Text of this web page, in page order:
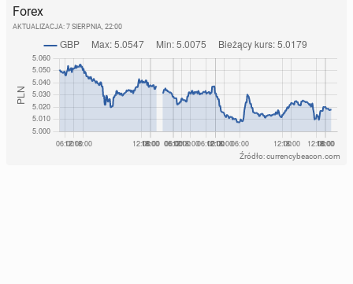
Forex
AKTUALIZACJA: 7 SIERPNIA, 22:00
Źródło: currencybeacon.com